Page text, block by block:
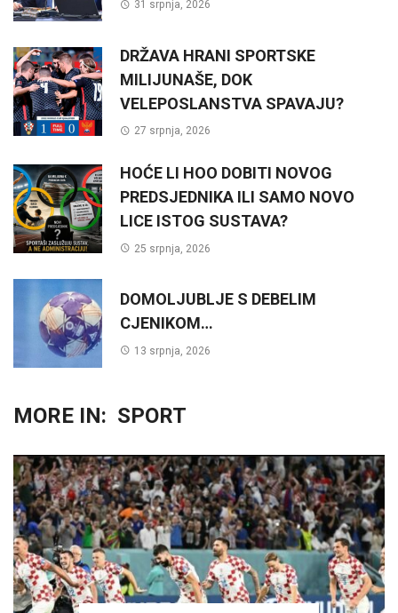
31 srpnja, 2026
DRŽAVA HRANI SPORTSKE
MILIJUNAŠE, DOK
VELEPOSLANSTVA SPAVAJU?
27 srpnja, 2026
HOĆE LI HOO DOBITI NOVOG
PREDSJEDNIKA ILI SAMO NOVO
LICE ISTOG SUSTAVA?
25 srpnja, 2026
DOMOLJUBLJE S DEBELIM
CJENIKOM…
13 srpnja, 2026
MORE IN: SPORT